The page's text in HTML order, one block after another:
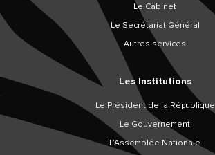
Le Cabinet
Le Secrétariat Général
Autres services
Les Institutions
Le Président de la République
Le Gouvernement
L’Assemblée Nationale